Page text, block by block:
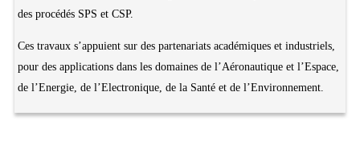
des procédés SPS et CSP.
Ces travaux s’appuient sur des partenariats académiques et industriels,
pour des applications dans les domaines de l’Aéronautique et l’Espace,
de l’Energie, de l’Electronique, de la Santé et de l’Environnement.